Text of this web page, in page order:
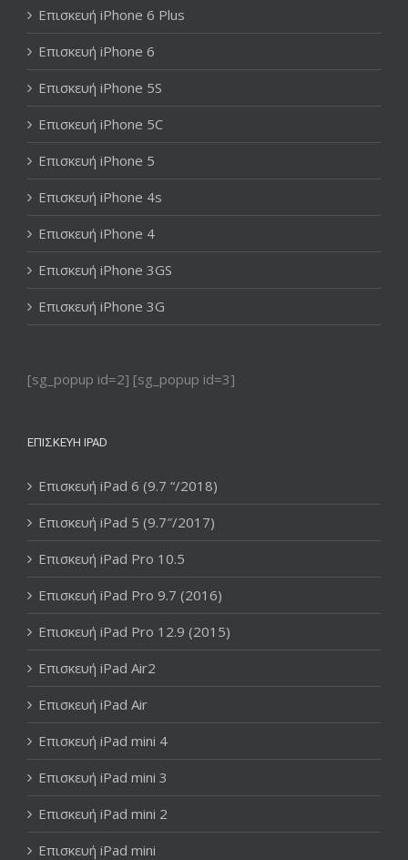
Επισκευή iPhone 6 Plus
Επισκευή iPhone 6
Επισκευή iPhone 5S
Επισκευή iPhone 5C
Επισκευή iPhone 5
Επισκευή iPhone 4s
Επισκευή iPhone 4
Επισκευή iPhone 3GS
Επισκευή iPhone 3G
[sg_popup id=2] [sg_popup id=3]
ΕΠΙΣΚΕΥΉ IPAD
Επισκευή iPad 6 (9.7 “/2018)
Επισκευή iPad 5 (9.7″/2017)
Επισκευή iPad Pro 10.5
Επισκευή iPad Pro 9.7 (2016)
Επισκευή iPad Pro 12.9 (2015)
Επισκευή iPad Air2
Επισκευή iPad Air
Επισκευή iPad mini 4
Επισκευή iPad mini 3
Επισκευή iPad mini 2
Επισκευή iPad mini